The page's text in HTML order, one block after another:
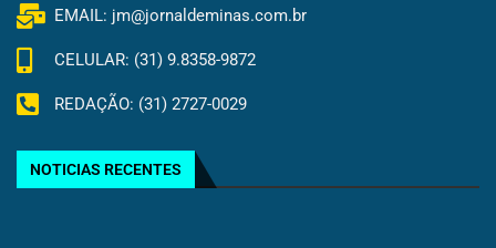
EMAIL: jm@jornaldeminas.com.br
CELULAR: (31) 9.8358-9872
REDAÇÃO: (31) 2727-0029
NOTICIAS RECENTES